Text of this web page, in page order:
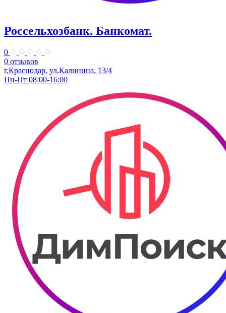
Россельхозбанк. Банкомат.
0
0 отзывов
г.Краснодар, ул.Калинина, 13/4
Пн-Пт 08:00-16:00